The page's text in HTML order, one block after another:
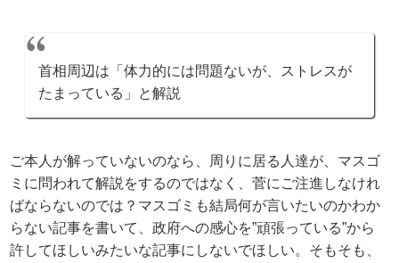
首相周辺は「体力的には問題ないが、ストレスが
たまっている」と解説
ご本人が解っていないのなら、周りに居る人達が、マスゴ
ミに問われて解説をするのではなく、菅にご注進しなけれ
ばならないのでは？マスゴミも結局何が言いたいのかわか
らない記事を書いて、政府への感心を”頑張っている”から
許してほしいみたいな記事にしないでほしい。そもそも、